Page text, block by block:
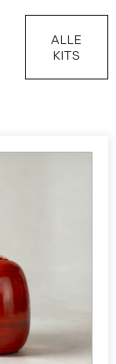
ALLE
KITS